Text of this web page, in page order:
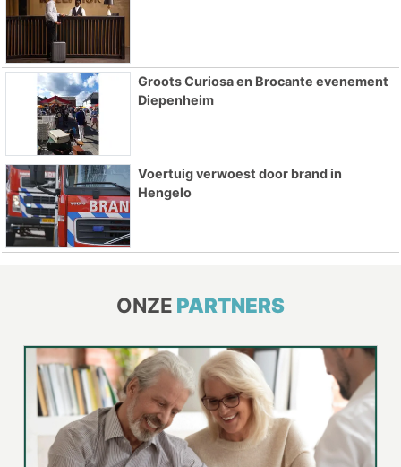
Groots Curiosa en Brocante evenement
Diepenheim
Voertuig verwoest door brand in
Hengelo
ONZE PARTNERS